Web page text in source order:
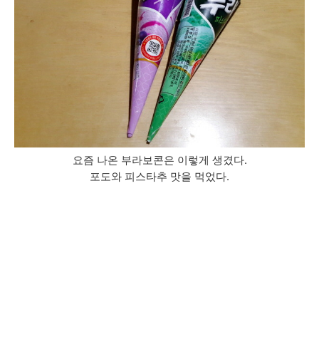
요즘 나온 부라보콘은 이렇게 생겼다.
포도와 피스타추 맛을 먹었다.